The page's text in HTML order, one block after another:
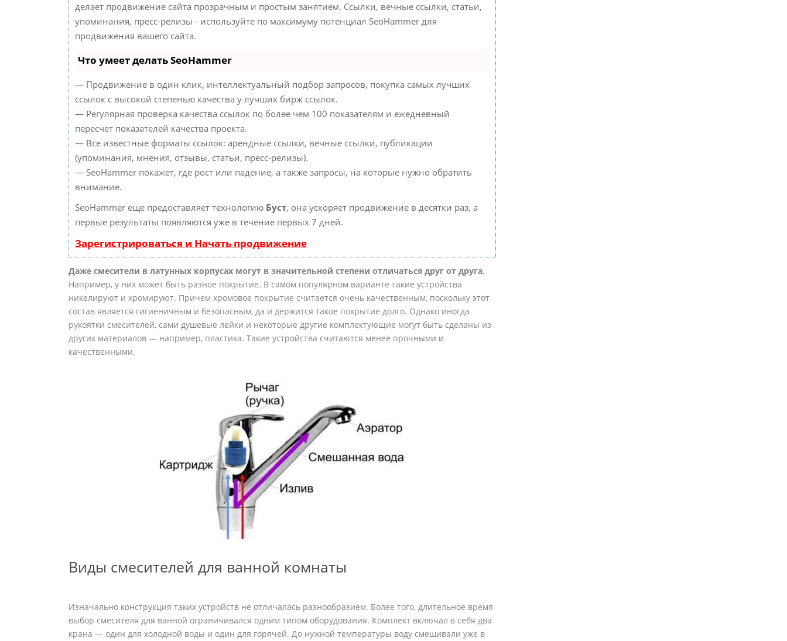
делает продвижение сайта прозрачным и простым занятием. Ссылки, вечные ссылки, статьи,
упоминания, пресс-релизы - используйте по максимуму потенциал SeoHammer для
продвижения вашего сайта.
Что умеет делать SeoHammer
— Продвижение в один клик, интеллектуальный подбор запросов, покупка самых лучших
ссылок с высокой степенью качества у лучших бирж ссылок.
— Регулярная проверка качества ссылок по более чем 100 показателям и ежедневный
пересчет показателей качества проекта.
— Все известные форматы ссылок: арендные ссылки, вечные ссылки, публикации
(упоминания, мнения, отзывы, статьи, пресс-релизы).
— SeoHammer покажет, где рост или падение, а также запросы, на которые нужно обратить
внимание.
SeoHammer еще предоставляет технологию Буст, она ускоряет продвижение в десятки раз, а
первые результаты появляются уже в течение первых 7 дней.
Зарегистрироваться и Начать продвижение
Даже смесители в латунных корпусах могут в значительной степени отличаться друг от друга.
Например, у них может быть разное покрытие. В самом популярном варианте такие устройства
никелируют и хромируют. Причем хромовое покрытие считается очень качественным, поскольку этот
состав является гигиеничным и безопасным, да и держится такое покрытие долго. Однако иногда
рукоятки смесителей, сами душевые лейки и некоторые другие комплектующие могут быть сделаны из
других материалов — например, пластика. Такие устройства считаются менее прочными и
качественными.
Виды смесителей для ванной комнаты
Изначально конструкция таких устройств не отличалась разнообразием. Более того, длительное время
выбор смесителя для ванной ограничивался одним типом оборудования. Комплект включал в себя два
крана — один для холодной воды и один для горячей. До нужной температуры воду смешивали уже в